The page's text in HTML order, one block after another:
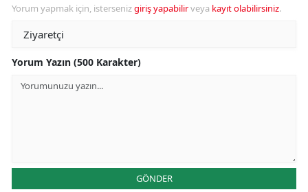
Yorum yapmak için, istersenizgiriş yapabilirveya kayıt olabilirsiniz.
Yorum Yazın (500 Karakter)
GÖNDER